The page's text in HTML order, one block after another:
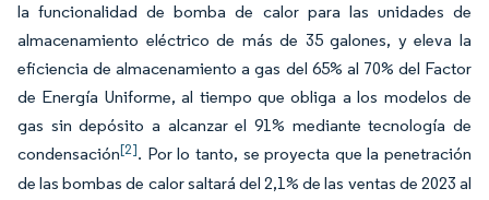
la funcionalidad de bomba de calor para las unidades de
almacenamiento eléctrico de más de 35 galones, y eleva la
eficiencia de almacenamiento a gas del 65% al 70% del Factor
de Energía Uniforme, al tiempo que obliga a los modelos de
gas sin depósito a alcanzar el 91% mediante tecnología de
condensación[2]. Por lo tanto, se proyecta que la penetración
de las bombas de calor saltará del 2,1% de las ventas de 2023 al